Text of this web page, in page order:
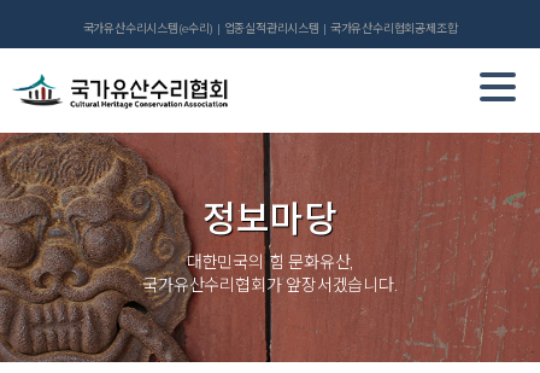
국가유산수리시스템(e수리) 업종실적관리시스템 국가유산수리협회공제조합
정보마당
대한민국의 힘 문화유산,
국가유산수리협회가 앞장서겠습니다.